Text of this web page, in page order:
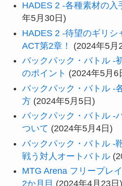
HADES 2 -各種素材の入
年5月30日)
HADES 2 -待望のギリシ
ACT第2章！
(2024年5月
バックパック・バトル -
のポイント (2024年5月6
バックパック・バトル -
方 (2024年5月5日)
バックパック・バトル -
ついて (2024年5月4日)
バックパック・バトル -
戦う対人オートバトル
MTG Arena フリープレ
2か月目 (2024年4月23日)